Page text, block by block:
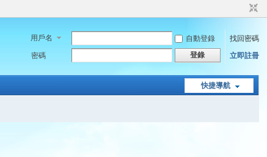
用戶名 自動登錄
找回密碼
密碼
登錄 立即註冊
快捷導航